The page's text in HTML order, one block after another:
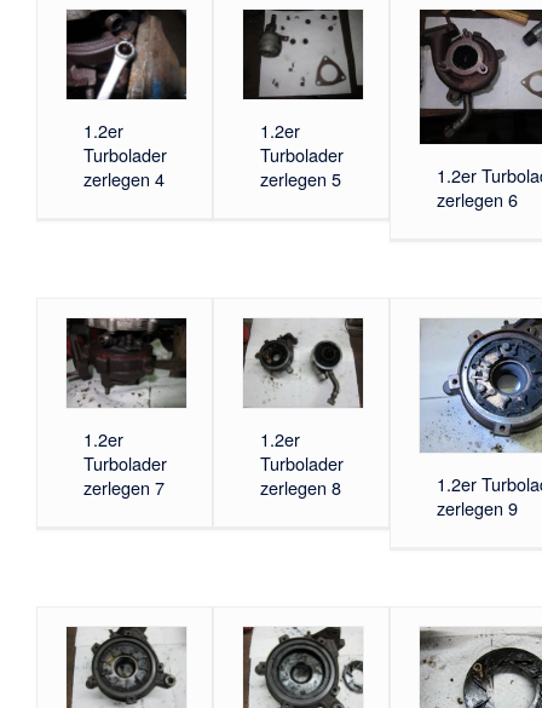
1.2er
Turbolader
zerlegen 4
1.2er
Turbolader
zerlegen 5
1.2er
zerlegen 6
1.2er
Turbolader
zerlegen 7
1.2er
Turbolader
zerlegen 8
1.2er
zerlegen 9